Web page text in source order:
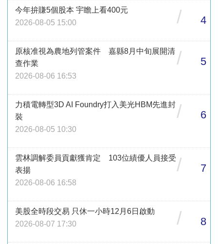
今年拚賺5個股本 宇瞻上看400元
2026-08-05 15:00
/ 4
原核准視為農地列管案件 嘉縣8月中旬展開清
查作業
2026-08-06 16:53
/ 5
力積電轉型3D AI Foundry打入美光HBM先進封
裝
2026-08-05 10:30
/ 6
雲林調解委員貢獻獲肯定 103位績優人員接受
表揚
2026-08-06 16:58
/ 7
美股全時段交易 只休一小時12月6日啟動
2026-08-07 17:30
/ 8